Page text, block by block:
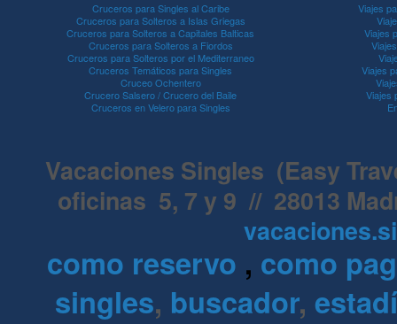
Cruceros para Singles al Caribe
Cruceros para Solteros a Islas Griegas
Cruceros para Solteros a Capitales Balticas
Cruceros para Solteros a Fiordos
Cruceros para Solteros por el Mediterraneo
Cruceros Temáticos para Singles
Cruceo Ochentero
Crucero Salsero / Crucero del Baile
Cruceros en Velero para Singles
Viajes
Viajes
Viajes
Viajes
Vacaciones Singles (Easy
oficinas 5, 7 y 9 // 28013
como reservo , como
singles, buscador,